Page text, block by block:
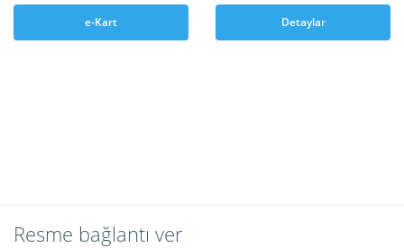
e-Kart Detaylar
Resme bağlantı ver